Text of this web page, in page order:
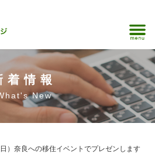
着情報
New
）奈良への移住イベントでプレゼンします